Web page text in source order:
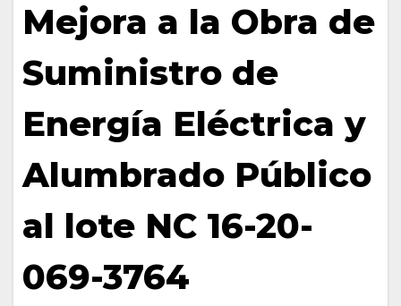
Mejora a la Obra de
Suministro de
Energía Eléctrica y
Alumbrado Público
al lote NC 16-20-
069-3764